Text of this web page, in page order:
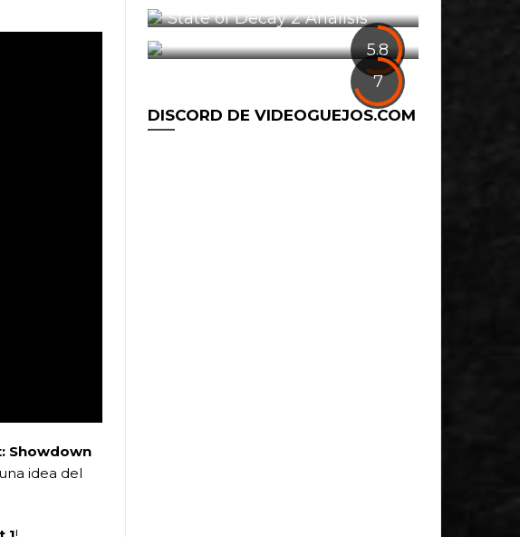
Showdown
idea del
5.8
7
State of Decay 2 Análisis
1
DISCORD DE VIDEOGUEJOS.COM